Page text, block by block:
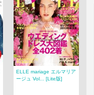
ELLE mariage エルマリア
ージュ Vol... [Lite版]